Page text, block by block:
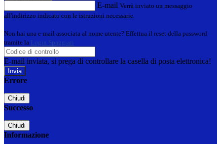
E-mail Verrà inviato un messaggio
all'indirizzo indicato con le istruzioni necessarie.
Non hai una e-mail associata al nome utente? Effettua il reset della password
tramite la Login Spaggiari
E-mail inviata, si prega di controllare la casella di posta elettronica!
Errore
Chiudi
Successo
Chiudi
Informazione